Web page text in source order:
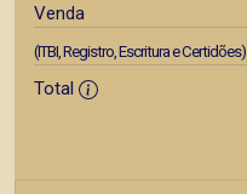
Venda
(ITBI, Registro, Escritura e Certidões)
Total